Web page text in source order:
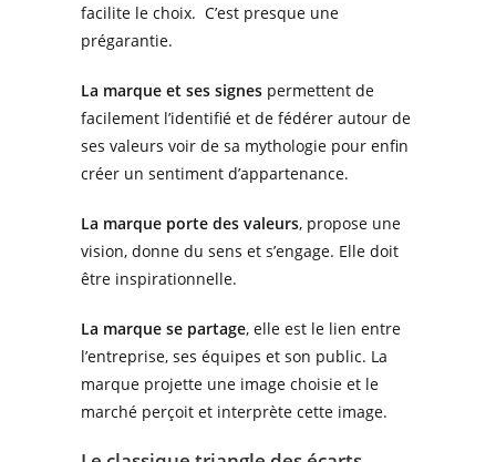
facilite le choix. C’est presque une
prégarantie.
La marque et ses signespermettent de
facilement l’identifié et de fédérer autour de
ses valeurs voir de sa mythologie pour enfin
créer un sentiment d’appartenance.
La marque porte des valeurs, propose une
vision, donne du sens et s’engage. Elle doit
être inspirationnelle.
La marque se partage, elle est le lien entre
l’entreprise, ses équipes et son public. La
marque projette une image choisie et le
marché perçoit et interprète cette image.